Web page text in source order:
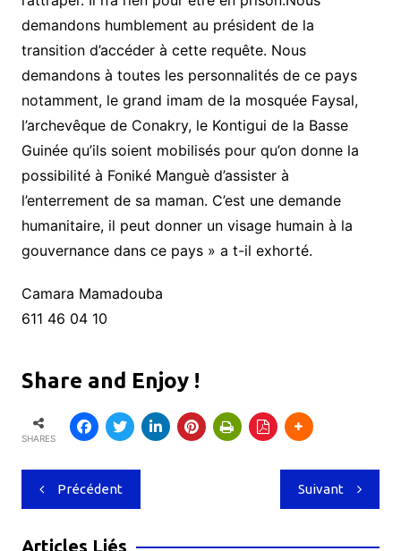
demandons humblement au président de la
transition d’accéder à cette requête. Nous
demandons à toutes les personnalités de ce pays
notamment, le grand imam de la mosquée Faysal,
l’archevêque de Conakry, le Kontigui de la Basse
Guinée qu’ils soient mobilisés pour qu’on donne la
possibilité à Foniké Manguè d’assister à
l’enterrement de sa maman. C’est une demande
humanitaire, il peut donner un visage humain à la
gouvernance dans ce pays » a t-il exhorté.
Camara Mamadouba
611 46 04 10
Share and Enjoy !
SHARES
Navigation
de
l’article
Précédent Suivant
Articles Liés